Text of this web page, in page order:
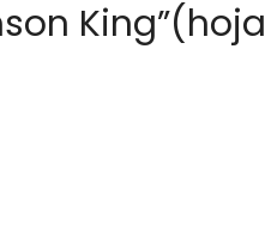
King”(hoja